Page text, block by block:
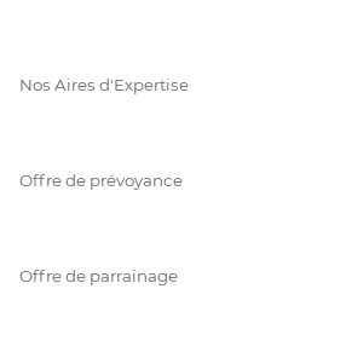
Nos Aires d'Expertise
Offre de prévoyance
Offre de parrainage